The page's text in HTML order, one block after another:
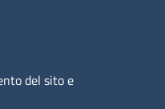
Artigianato e
del sito e